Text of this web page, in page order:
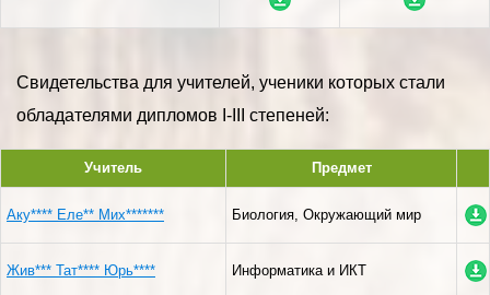
Свидетельства для учителей, ученики которых стали
обладателями дипломов I-III степеней:
Учитель Предмет
Аку**** Еле** Мих******* Биология, Окружающий мир
Жив*** Тат**** Юрь**** Информатика и ИКТ